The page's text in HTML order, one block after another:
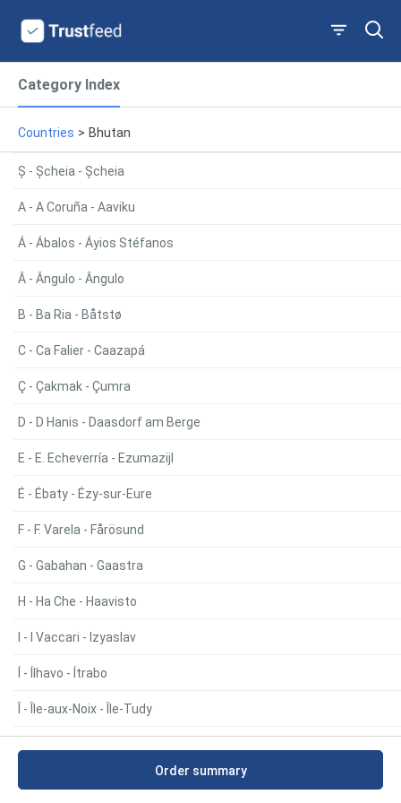
Category Index
Countries > Bhutan
Ș - Șcheia - Șcheia
A - A Coruña - Aaviku
Á - Ábalos - Áyios Stéfanos
Â - Ângulo - Ângulo
B - Ba Ria - Båtstø
C - Ca Falier - Caazapá
Ç - Çakmak - Çumra
D - D Hanis - Daasdorf am Berge
E - E. Echeverría - Ezumazijl
É - Ébaty - Ézy-sur-Eure
F - F. Varela - Fårösund
G - Gabahan - Gaastra
H - Ha Che - Haavisto
I - I Vaccari - Izyaslav
Í - Ílhavo - Ítrabo
Î - Île-aux-Noix - Île-Tudy
Order summary